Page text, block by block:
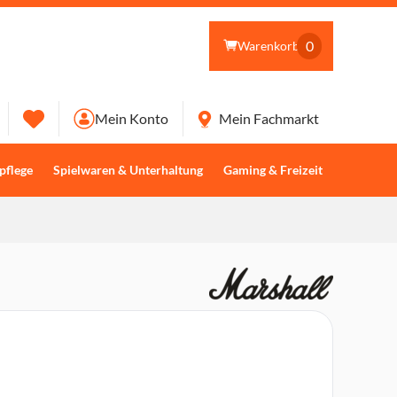
Warenkorb 0
Spielwaren & Unterhaltung Gaming & Freizeit
Mein Konto Mein Fachmarkt